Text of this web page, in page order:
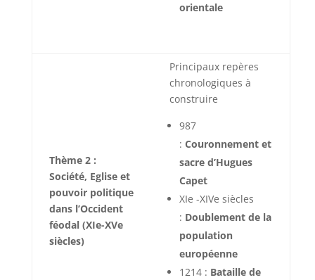
orientale
Thème 2 :
Société, Eglise et
pouvoir politique
dans l’Occident
féodal (XIe-XVe
siècles)
Principaux repères
chronologiques à
construire
987
: Couronnement et
sacre d’Hugues
Capet
XIe -XIVe siècles
: Doublement de la
population
européenne
1214 : Bataille de